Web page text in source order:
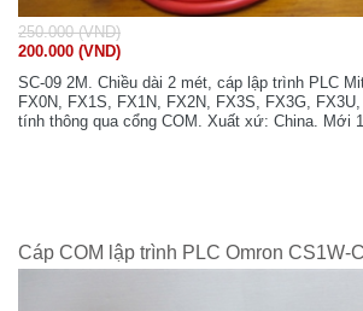
250.000 (VND)
200.000 (VND)
SC-09 2M. Chiều dài 2 mét, cáp lập trình PLC
FX0N, FX1S, FX1N, FX2N, FX3S, FX3G,
tính thông qua cổng COM. Xuất xứ: China. Mới
Cáp COM lập trình PLC Omron CS1W-